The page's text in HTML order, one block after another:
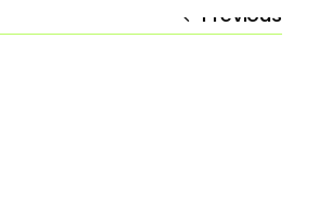
Previous